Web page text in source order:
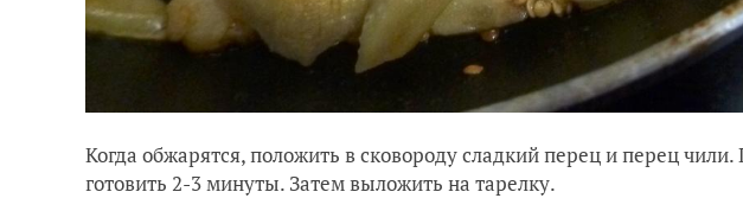
Когда обжарятся, положить в сковороду сладкий перец и перец чили.
готовить 2-3 минуты. Затем выложить на тарелку.